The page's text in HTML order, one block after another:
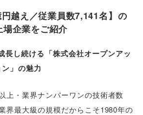
越え／従業員数7,141名】 の
企業をご紹介
長し続ける 「株式会社オープンアッ
」 の魅力
上・業界ナンバーワンの技術者数
界最大級の規模だからこそ1980年の